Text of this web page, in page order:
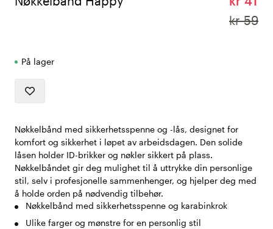
kr 59
På lager
Nøkkelbånd med sikkerhetsspenne og -lås, designet for
komfort og sikkerhet i løpet av arbeidsdagen. Den solide
låsen holder ID-brikker og nøkler sikkert på plass.
Nøkkelbåndet gir deg mulighet til å uttrykke din personlige
stil, selv i profesjonelle sammenhenger, og hjelper deg med
å holde orden på nødvendig tilbehør.
Nøkkelbånd med sikkerhetsspenne og karabinkrok
Ulike farger og mønstre for en personlig stil